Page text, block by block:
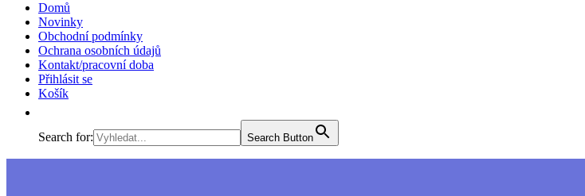
Domů
Novinky
Obchodní podmínky
Ochrana osobních údajů
Kontakt/pracovní doba
Přihlásit se
Košík
Search for: Search Button